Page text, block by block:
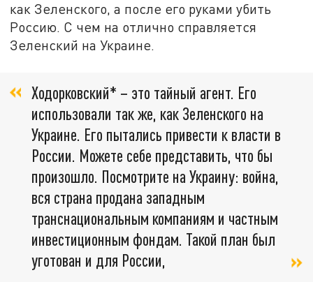
как Зеленского, а после его руками убить
Россию. С чем на отлично справляется
Зеленский на Украине.
Ходорковский* – это тайный агент. Его
использовали так же, как Зеленского на
Украине. Его пытались привести к власти в
России. Можете себе представить, что бы
произошло. Посмотрите на Украину: война,
вся страна продана западным
транснациональным компаниям и частным
инвестиционным фондам. Такой план был
уготован и для России,